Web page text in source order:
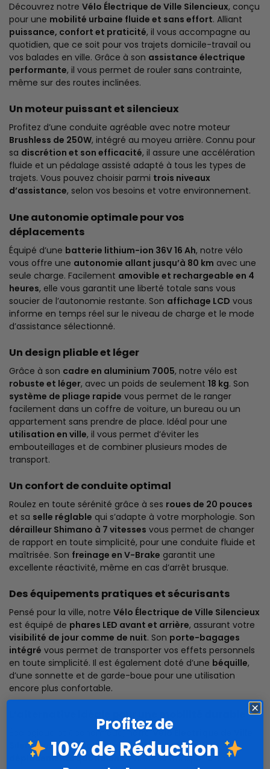
Découvrez notre Vélo Électrique de Ville Silencieux, conçu
pour une mobilité urbaine fluide et sans effort. Alliant
puissance, confort et praticité, il vous accompagne au
quotidien, que ce soit pour vos trajets domicile-travail ou
vos balades en ville. Grâce à son assistance électrique
performante, il vous permet de rouler sans contrainte,
même sur des routes inclinées.
Un moteur puissant et silencieux
Profitez d’une conduite agréable avec notre moteur
Brushless de 250W, intégré au moyeu arrière. Connu pour
sa discrétion et son efficacité, il assure une accélération
fluide et un pédalage assisté adapté à tous les types de
trajets. Vous pouvez choisir parmi trois niveaux
d’assistance, selon vos besoins et votre environnement.
Une autonomie optimale pour vos
déplacements
Équipé d’une batterie lithium-ion 36V 16 Ah, notre vélo
vous offre une autonomie allant jusqu’à 80 km avec une
seule charge. Facilement amovible et rechargeable en 4
heures, elle vous garantit une liberté totale sans vous
soucier de l’autonomie restante. Son affichage LCD vous
informe en temps réel sur le niveau de charge et le mode
d’assistance sélectionné.
Un design pliable et léger
Grâce à son cadre en aluminium 7005, notre vélo est
robuste et léger, avec un poids de seulement 18 kg. Son
système de pliage rapide vous permet de le ranger
facilement dans un coffre de voiture, un bureau ou un
appartement sans prendre de place. Idéal pour une
utilisation en ville, il vous permet d’éviter les
embouteillages et de combiner plusieurs modes de
transport.
Un confort de conduite optimal
Roulez en toute sérénité grâce à ses roues de 20 pouces
et sa selle réglable qui s’adapte à votre morphologie. Son
dérailleur Shimano à 7 vitesses vous permet de changer
de rapport en toute simplicité, pour une conduite fluide et
maîtrisée. Son freinage en V-Brake garantit une
excellente réactivité, même en cas d’arrêt brusque.
Des équipements pratiques et sécurisants
Pensé pour la ville, notre Vélo Électrique de Ville Silencieux
est équipé de phares LED avant et arrière, assurant votre
visibilité de jour comme de nuit. Son porte-bagages
intégré vous permet de transporter vos effets personnels
en toute simplicité. Il est également doté d’une béquille,
d’une sonnette et de garde-boue pour une utilisation
encore plus confortable.
L’alternative idéale pour une mobilité durable
Écologique et économique, notre Vélo Électrique de Ville
Silencieuxest lasolution parfaite pour vos
déplacements quotidiens. Évitez les transports en
Profitez de
10% de Réduction